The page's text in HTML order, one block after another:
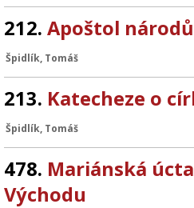
212. Apoštol
Špidlík, Tomáš
213. Katecheze o
Špidlík, Tomáš
478. Mariánská
Východu